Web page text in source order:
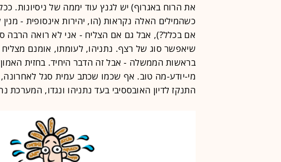
את הרוח באגרוף) יש לגנץ עוד יממה של ניסיונות.
כשהמילים האלה נקראות (הו, יהירות אינסופית -
אם בכלל?), אבל גם אם הצליח - אני לא רואה הרבה
שיאפשר סוג של רצף. נתניהו, לעומתו, אומנם
בראשות הממשלה - אבל זה הדבר היחיד. בחזית האמון
מי-יודע-מה טוב. אף שכמו שכתב עמית סגל לאחרונה,
התנקז לדיון האובססיבי בעד נתניהו ונגדו, המערכת